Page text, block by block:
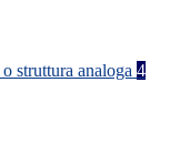
struttura analoga 4